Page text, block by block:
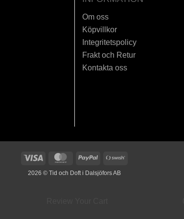
Om oss
Köpvillkor
Integritetspolicy
Frakt och Retur
Kontakta oss
MasterCardPayPal
Swish
2026 © Tid och Doft i Dalsjöfors AB